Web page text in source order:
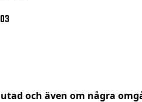
och även om några